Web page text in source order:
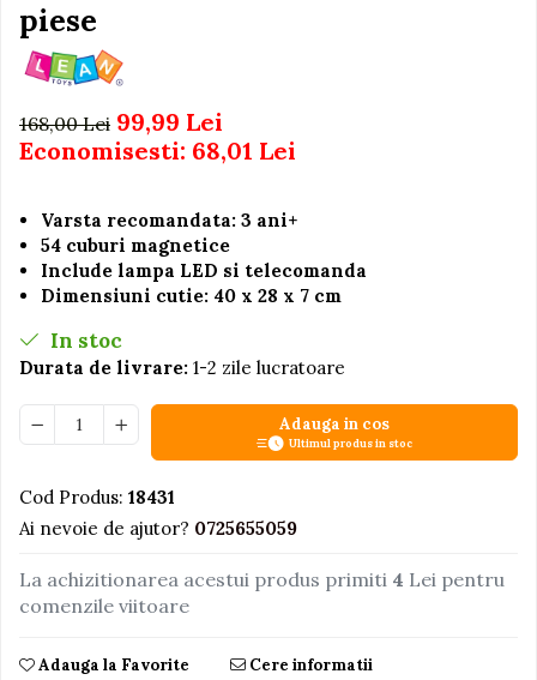
Jucarii de baie
Seturi de frumusete
Interactive, educative si
muzicale
Ateliere si unelte
Blocuri de constructie
Creative
Electrocasnice si bucatarii
Fotolii gonflabile
Jocuri de indemanare
Jocuri sportive
Jucarii educative din lemn
Motociclete
Ingrijire cosmetica mamici
Perioada Alaptarii
Pompe de san
Sisteme De Purtare
piese
168,00 Lei 99,99 Lei
Economisesti: 68,01 Lei
Varsta recomandata: 3 ani+
54 cuburi magnetice
Include lampa LED si telecomanda
Dimensiuni cutie: 40 x 28 x 7 cm
In stoc
Durata de livrare: 1-2 zile lucratoare
Adauga in cos
Ultimul produs in stoc
Cod Produs: 18431
Ai nevoie de ajutor? 0725655059
La achizitionarea acestui produs primiti 4 Lei pentru
comenzile viitoare
Adauga la Favorite Cere informatii